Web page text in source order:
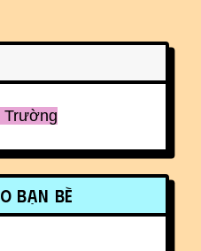
Trường
functionality
bạn bè